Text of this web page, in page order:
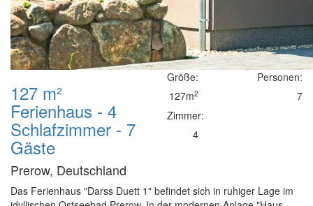
127 m²
Ferienhaus - 4
Schlafzimmer - 7
Gäste
Prerow, Deutschland
Größe:
127m2
Zimmer:
4
Personen:
7
Das Ferienhaus "Darss Duett 1" befindet sich in ruhiger Lage im